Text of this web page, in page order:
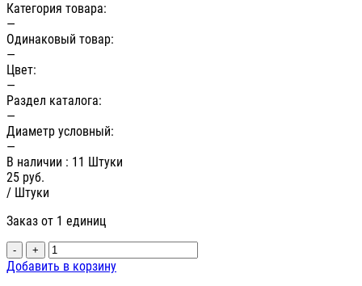
Категория товара:
—
Одинаковый товар:
—
Цвет:
—
Раздел каталога:
—
Диаметр условный:
—
В наличии : 11 Штуки
25 руб.
/ Штуки
Заказ от 1 единиц
- +
Добавить в корзину